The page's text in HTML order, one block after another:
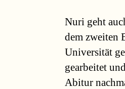
Nuri geht
dem zweiten
Universität
gearbeitet
Abitur